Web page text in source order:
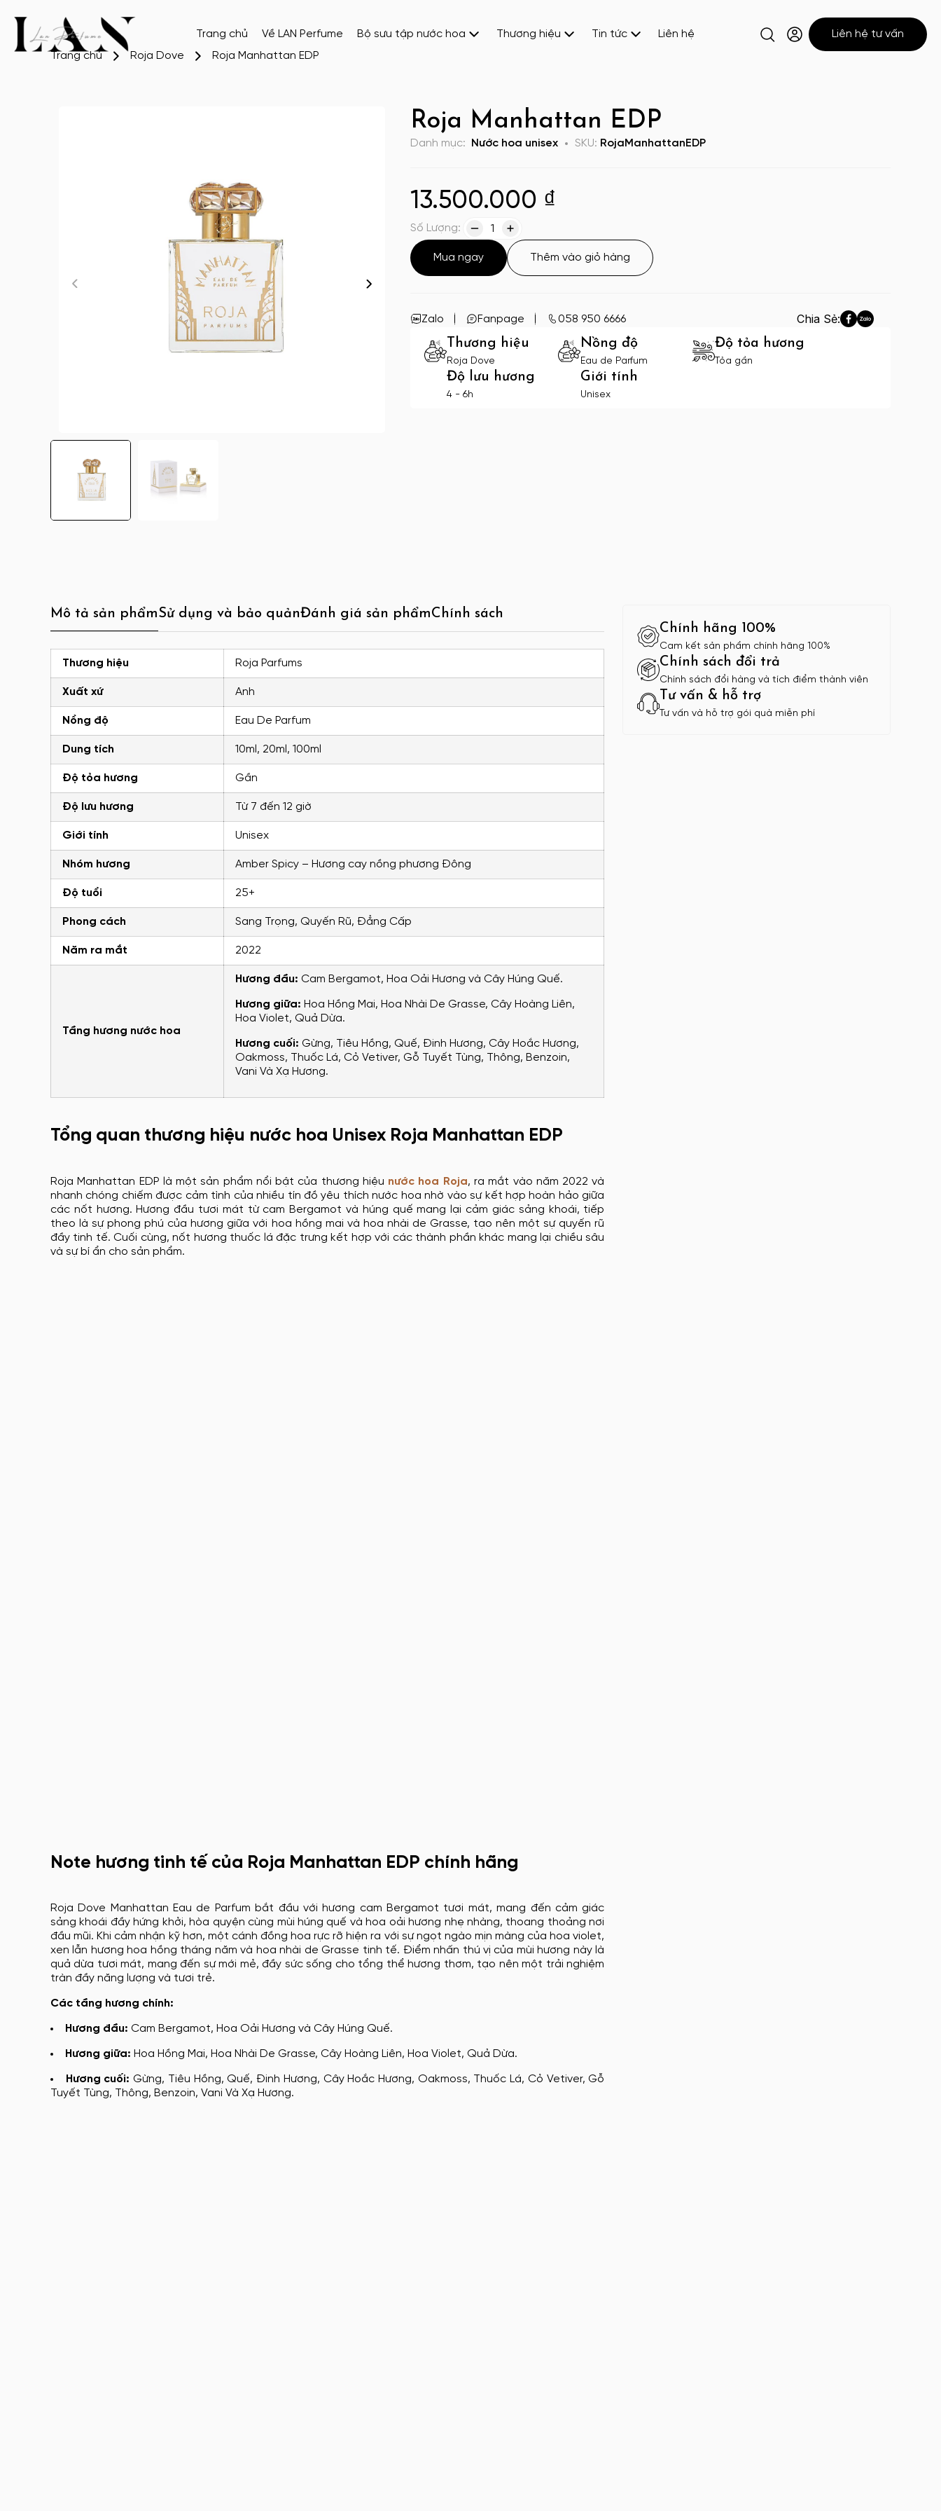
Trang chủ Về LAN Perfume Bộ sưu tập nước hoa Thương hiệu Tin tức Liên hệ
Liên hệ tư vấn
Trang chủ
Roja Dove Roja Manhattan EDP
Roja Manhattan EDP
Danh mục: Nước hoa unisex SKU: RojaManhattanEDP
13.500.000 ₫
Số Lượng: 1
Mua ngay Thêm vào giỏ hàng
Zalo Fanpage 058 950 6666
Chia Sẻ:
Thương hiệu
Roja Dove
Nồng độ
Eau de Parfum
Độ tỏa hương
Tỏa gần
Độ lưu hương
4 - 6h
Giới tính
Unisex
Mô tả sản phẩmSử dụng và bảo quảnĐánh giá sản phẩmChính sách
Thương hiệu Roja Parfums
Xuất xứ Anh
Nồng độ Eau De Parfum
Dung tích 10ml, 20ml, 100ml
Độ tỏa hương Gần
Độ lưu hương Từ 7 đến 12 giờ
Giới tính Unisex
Nhóm hương Amber Spicy – Hương cay nồng phương Đông
Độ tuổi 25+
Phong cách Sang Trọng, Quyến Rũ, Đẳng Cấp
Năm ra mắt 2022
Tầng hương nước hoa
Hương đầu: Cam Bergamot, Hoa Oải Hương và Cây Húng Quế.
Hương giữa: Hoa Hồng Mai, Hoa Nhài De Grasse, Cây Hoàng Liên,
Hoa Violet, Quả Dừa.
Hương cuối: Gừng, Tiêu Hồng, Quế, Đinh Hương, Cây Hoắc Hương,
Oakmoss, Thuốc Lá, Cỏ Vetiver, Gỗ Tuyết Tùng, Thông, Benzoin,
Vani Và Xạ Hương.
Tổng quan thương hiệu nước hoa Unisex Roja Manhattan EDP
Roja Manhattan EDP là một sản phẩm nổi bật của thương hiệu nước hoa Roja, ra mắt vào năm 2022 và
nhanh chóng chiếm được cảm tình của nhiều tín đồ yêu thích nước hoa nhờ vào sự kết hợp hoàn hảo giữa
các nốt hương. Hương đầu tươi mát từ cam Bergamot và húng quế mang lại cảm giác sảng khoái, tiếp
theo là sự phong phú của hương giữa với hoa hồng mai và hoa nhài de Grasse, tạo nên một sự quyến rũ
đầy tinh tế. Cuối cùng, nốt hương thuốc lá đặc trưng kết hợp với các thành phần khác mang lại chiều sâu
và sự bí ẩn cho sản phẩm.
Note hương tinh tế của Roja Manhattan EDP chính hãng
Roja Dove Manhattan Eau de Parfum bắt đầu với hương cam Bergamot tươi mát, mang đến cảm giác
sảng khoái đầy hứng khởi, hòa quyện cùng mùi húng quế và hoa oải hương nhẹ nhàng, thoang thoảng nơi
đầu mũi. Khi cảm nhận kỹ hơn, một cánh đồng hoa rực rỡ hiện ra với sự ngọt ngào mịn màng của hoa violet,
xen lẫn hương hoa hồng tháng năm và hoa nhài de Grasse tinh tế. Điểm nhấn thú vị của mùi hương này là
quả dừa tươi mát, mang đến sự mới mẻ, đầy sức sống cho tổng thể hương thơm, tạo nên một trải nghiệm
tràn đầy năng lượng và tươi trẻ.
Các tầng hương chính:
Hương đầu: Cam Bergamot, Hoa Oải Hương và Cây Húng Quế.
Hương giữa: Hoa Hồng Mai, Hoa Nhài De Grasse, Cây Hoàng Liên, Hoa Violet, Quả Dừa.
Hương cuối: Gừng, Tiêu Hồng, Quế, Đinh Hương, Cây Hoắc Hương, Oakmoss, Thuốc Lá, Cỏ Vetiver, Gỗ
Tuyết Tùng, Thông, Benzoin, Vani Và Xạ Hương.
Chính hãng 100%
Cam kết sản phẩm chính hãng 100%
Chính sách đổi trả
Chính sách đổi hàng và tích điểm thành viên
Tư vấn & hỗ trợ
Tư vấn và hỗ trợ gói quà miễn phí